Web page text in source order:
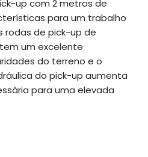
up com 2 metros de
para um trabalho
rodas de pick-up de
um excelente
do terreno e o
do pick-up aumenta
para uma elevada